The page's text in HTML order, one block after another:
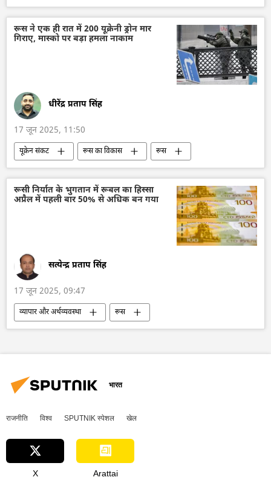
रक्षा मंत्रालय (MoD)
भारतीय वायुसेना
हिंदुस्तान एयरोनॉटिक्स लिमिटेड (HAL)
तेजस जेट
अमेरिका
रूस ने एक ही रात में 200 यूक्रेनी ड्रोन मार
गिराए, मास्को पर बड़ा हमला नाकाम
धीरेंद्र प्रताप सिंह
17 जून 2025, 11:50
यूक्रेन संकट रूस का विकास
रूस
मास्को
यूक्रेन की सुरक्षा सेवा (SBU)
यूक्रेन
यूक्रेन सशस्त्र बल
यूक्रेन का जवाबी हमला
ड्रोन हमला
रक्षा मंत्रालय (MoD)
रूसी निर्यात के भुगतान में रूबल का हिस्सा
अप्रैल में पहली बार 50% से अधिक बन गया
सत्येन्द्र प्रताप सिंह
17 जून 2025, 09:47
व्यापार और अर्थव्यवस्था
रूस
रूस का विकास
डिजिटल रूबल
व्यापार गलियारा
द्विपक्षीय व्यापार
भारत
राजनीति विश्व SPUTNIK स्पेशल खेल
X Arattai